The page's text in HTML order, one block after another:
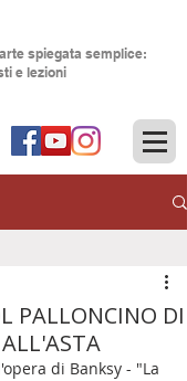
spiegata semplice:
e lezioni
PALLONCINO DI
di Banksy - "La